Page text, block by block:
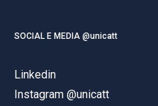
SOCIAL E MEDIA @unicatt
Linkedin
Instagram @unicatt